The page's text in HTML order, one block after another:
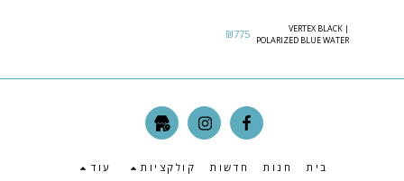
VERTEX BLACK |
POLARIZED BLUE WATER
₪775
בית חנות חדשות קולקציות עוד